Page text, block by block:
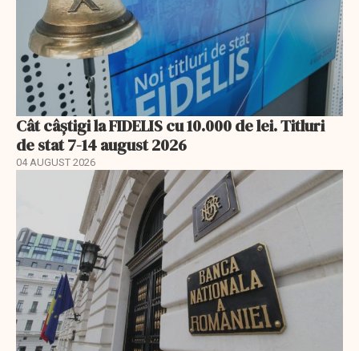
Cât câștigi la FIDELIS cu 10.000 de lei. Titluri
de stat 7-14 august 2026
04 AUGUST 2026